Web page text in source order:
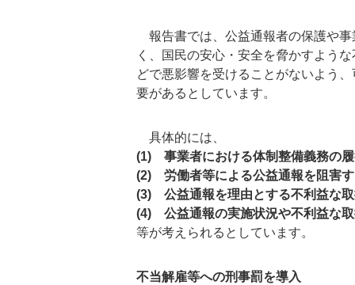
報告書では、公益通報者の保護や
く、国民の安心・安全を脅かすよう
どで悪影響を受けることがないよう
要があるとしています。
具体的には、
(1) 事業者における体制整備義務の
(2) 労働者等による公益通報を阻害
(3) 公益通報を理由とする不利益な
(4) 公益通報の実施状況や不利益な
等が考えられるとしています。
不当解雇等への刑事罰を導入